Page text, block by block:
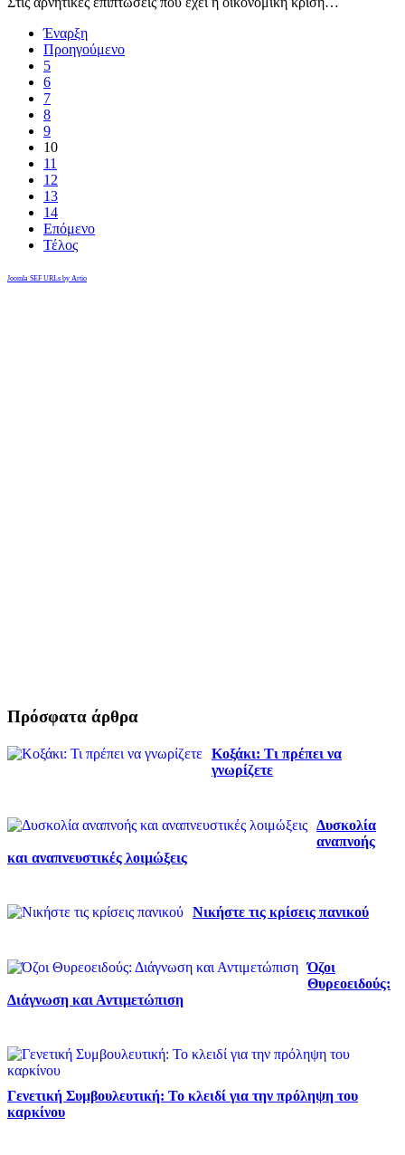
Έναρξη
Προηγούμενο
5
6
7
8
9
10
11
12
13
14
Επόμενο
Τέλος
Joomla SEF URLs by Artio
Πρόσφατα άρθρα
Κοξάκι: Τι πρέπει να
γνωρίζετε
Δυσκολία
αναπνοής
και αναπνευστικές λοιμώξεις
Νικήστε τις κρίσεις πανικού
Όζοι
Θυρεοειδούς:
Διάγνωση και Αντιμετώπιση
Γενετική Συμβουλευτική: Το κλειδί για την πρόληψη του
καρκίνου